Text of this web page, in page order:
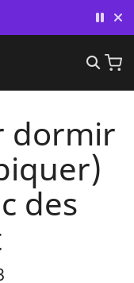
dormir
des